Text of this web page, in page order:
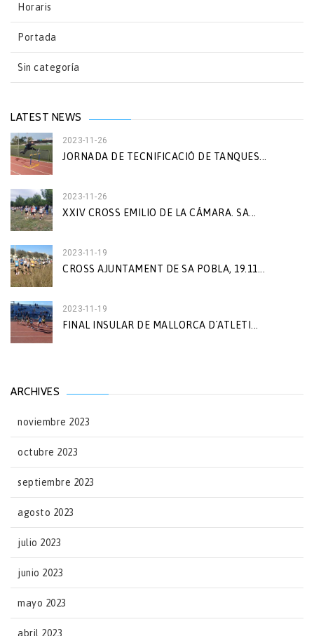
Horaris
Portada
Sin categoría
LATEST NEWS
2023-11-26
JORNADA DE TECNIFICACIÓ DE TANQUES...
2023-11-26
XXIV CROSS EMILIO DE LA CÁMARA. SA...
2023-11-19
CROSS AJUNTAMENT DE SA POBLA, 19.11...
2023-11-19
FINAL INSULAR DE MALLORCA D´ATLETI...
ARCHIVES
noviembre 2023
octubre 2023
septiembre 2023
agosto 2023
julio 2023
junio 2023
mayo 2023
abril 2023